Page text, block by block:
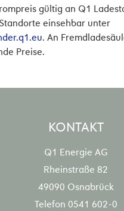
gültig an Q1
einsehbar unter
. An
Preise.
KONTAKT
Q1 Energie AG
Rheinstraße 82
49090 Osnabrück
Telefon 0541 602-0